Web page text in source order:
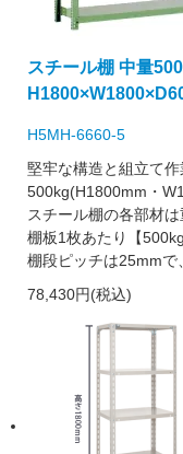
スチール棚 中量
H5MH-6660-5
堅牢な構造と組立て
500kg(H1800mm・
スチール棚の各部材
棚板1枚あたり【500kg
棚段ピッチは25mmで
78,430円(税込)